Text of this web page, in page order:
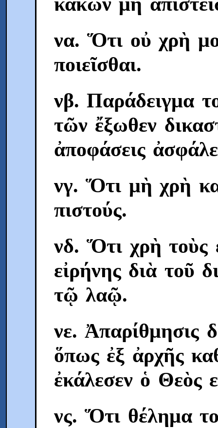
να. Ὅτι οὐ χρὴ
ποιεῖσθαι.
νβ. Παράδειγμα
τῶν ἔξωθεν
ἀποφάσεις
νγ. Ὅτι μὴ χρὴ
πιστούς.
νδ. Ὅτι χρὴ τοὺς
εἰρήνης διὰ τοῦ
τῷ λαῷ.
νε. Ἀπαρίθμησις
ὅπως ἐξ ἀρχῆς
ἐκάλεσεν ὁ Θεὸς
νς. Ὅτι θέλημα